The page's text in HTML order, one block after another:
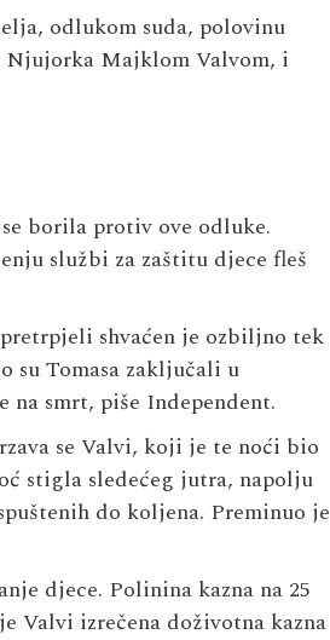
odlukom suda, polovinu
Njujorka Majklom Valvom, i
borila protiv ove odluke.
službi za zaštitu djece fleš
shvaćen je ozbiljno tek
su Tomasa zaključali u
na smrt, piše Independent.
se Valvi, koji je te noći bio
stigla sledećeg jutra, napolju
do koljena. Preminuo je
djece. Polinina kazna na 25
Valvi izrečena doživotna kazna